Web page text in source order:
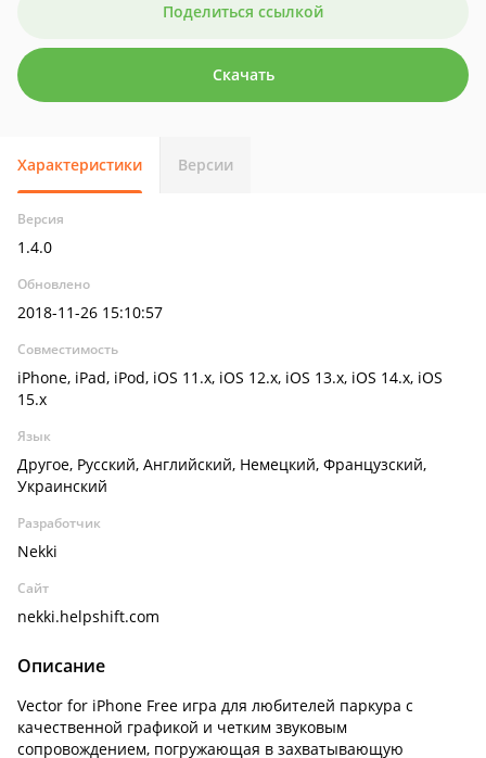
Поделиться ссылкой
Скачать
Характеристики Версии
Версия
1.4.0
Обновлено
2018-11-26 15:10:57
Совместимость
iPhone, iPad, iPod, iOS 11.x, iOS 12.x, iOS 13.x, iOS 14.x, iOS
15.x
Язык
Другое, Русский, Английский, Немецкий, Французский,
Украинский
Разработчик
Nekki
Сайт
nekki.helpshift.com
Описание
Vector for iPhone Free игра для любителей паркура с
качественной графикой и четким звуковым
сопровождением, погружающая в захватывающую